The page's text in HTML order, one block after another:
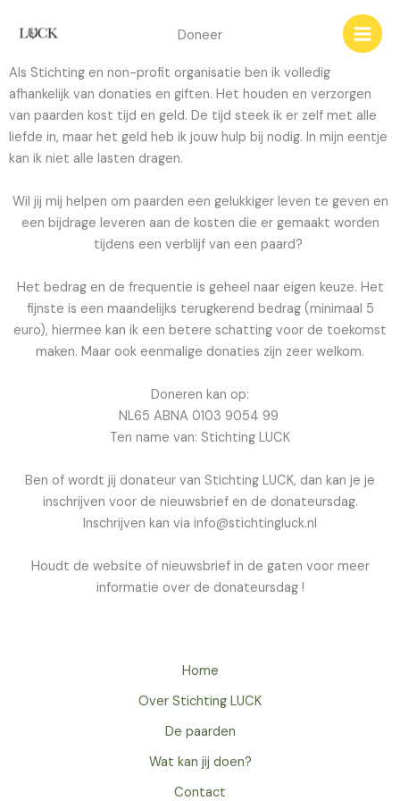
naar
inhoud
Doneer
Als Stichting en non-profit organisatie ben ik volledig
afhankelijk van donaties en giften. Het houden en verzorgen
van paarden kost tijd en geld. De tijd steek ik er zelf met alle
liefde in, maar het geld heb ik jouw hulp bij nodig. In mijn eentje
kan ik niet alle lasten dragen.
Wil jij mij helpen om paarden een gelukkiger leven te geven en
een bijdrage leveren aan de kosten die er gemaakt worden
tijdens een verblijf van een paard?
Het bedrag en de frequentie is geheel naar eigen keuze. Het
fijnste is een maandelijks terugkerend bedrag (minimaal 5
euro), hiermee kan ik een betere schatting voor de toekomst
maken. Maar ook eenmalige donaties zijn zeer welkom.
Doneren kan op:
NL65 ABNA 0103 9054 99
Ten name van: Stichting LUCK
Ben of wordt jij donateur van Stichting LUCK, dan kan je je
inschrijven voor de nieuwsbrief en de donateursdag.
Inschrijven kan via info@stichtingluck.nl
Houdt de website of nieuwsbrief in de gaten voor meer
informatie over de donateursdag !
Home
Over Stichting LUCK
De paarden
Wat kan jij doen?
Contact